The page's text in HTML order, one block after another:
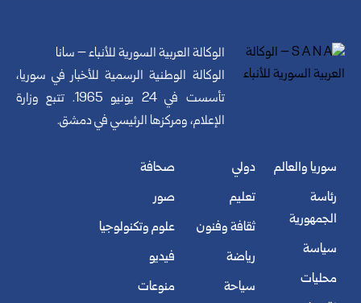
الوكالة العربية السورية للأنباء – سانا
الوكالة الوطنية الرسمية للأخبار في سوريا،
تأسست في 24 يونيو 1965. تتبع وزارة
الإعلام، ومركزها الرئيسي في دمشق.
سوريا والعالم
رئاسة
الجمهورية
سياسة
محليات
دولي
تعليم
ثقافة وفنون
رياضة
سياحة
صحافة
صور
علوم وتكنولوجيا
فيديو
منوعات